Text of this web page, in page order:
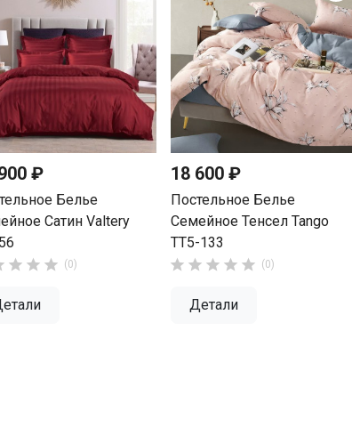
₽
Белье
Сатин Valtery
   (0)
18 600 ₽
Постельное Белье
Семейное Тенсел Tango
TT5-133
     (0)
Детали